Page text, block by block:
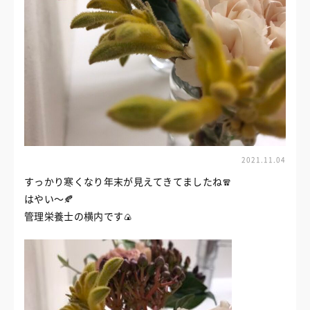
2021.11.04
すっかり寒くなり年末が見えてきてましたね🧣
はやい〜🍂
管理栄養士の横内です🍙